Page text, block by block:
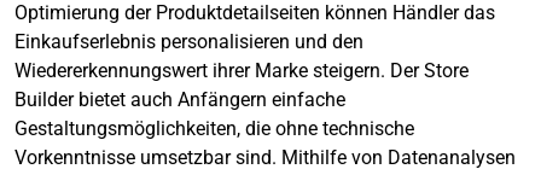
Optimierung der Produktdetailseiten können Händler das
Einkaufserlebnis personalisieren und den
Wiedererkennungswert ihrer Marke steigern. Der Store
Builder bietet auch Anfängern einfache
Gestaltungsmöglichkeiten, die ohne technische
Vorkenntnisse umsetzbar sind. Mithilfe von Datenanalysen